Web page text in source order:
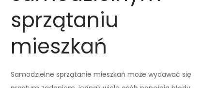
sprzątaniu
mieszkań
Samodzielne sprzątanie mieszkań może wydawać się